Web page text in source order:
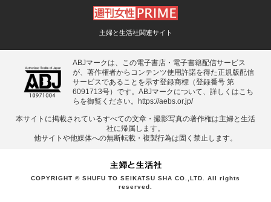
主婦と生活社関連サイト
ABJマークは、この電子書店・電子書籍配信サービス
が、著作権者からコンテンツ使用許諾を得た正規版配信
サービスであることを示す登録商標（登録番号 第
6091713号）です。ABJマークについて、詳しくはこち
らを御覧ください。
https://aebs.or.jp/
本サイトに掲載されているすべての⽂章・撮影写真の著作権は主婦と⽣活
社に帰属します。
他サイトや他媒体への無断転載・複製⾏為は固く禁⽌します。
COPYRIGHT © SHUFU TO SEIKATSU SHA CO.,LTD. All rights
reserved.